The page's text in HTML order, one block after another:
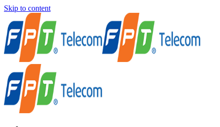
Skip to content